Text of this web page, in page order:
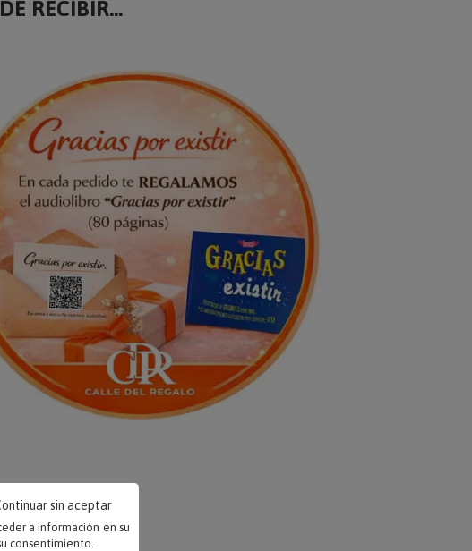
RECIBIR...
a información en su
consentimiento.
sin aceptar